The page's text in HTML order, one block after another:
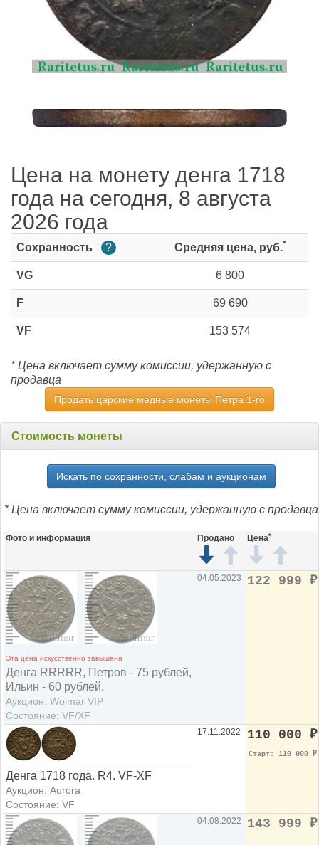
Цена на монету денга 1718
года на сегодня, 8 августа
2026 года
Сохранность ? Средняя цена, руб.*
VG 6 800
F 69 690
VF 153 574
* Цена включает сумму комиссии, удержанную с
продавца
Продать царские медные монеты Петра 1-го
Стоимость монеты
Искать по сохранности, слабам и аукционам
* Цена включает сумму комиссии, удержанную с продавца
Фото и информация Продано Цена*
Эта цена искусственно завышена
Денга RRRRR, Петров - 75 рублей,
Ильин - 60 рублей.
Аукцион: Wolmar VIP
Состояние: VF/XF
04.05.2023 122 999 ₽
Денга 1718 года. R4. VF-XF
Аукцион: Aurora
Состояние: VF
17.11.2022 110 000 ₽
Старт: 110 000 ₽
04.08.2022 143 999 ₽